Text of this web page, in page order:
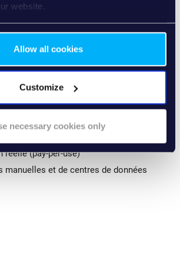
website.
Allow all cookies
Customize
necessary cookies only
des ressources
dans l’évolutivité des capacités
facturation établis sur la base de la
(pay-per-use)
manuelles et de centres de données